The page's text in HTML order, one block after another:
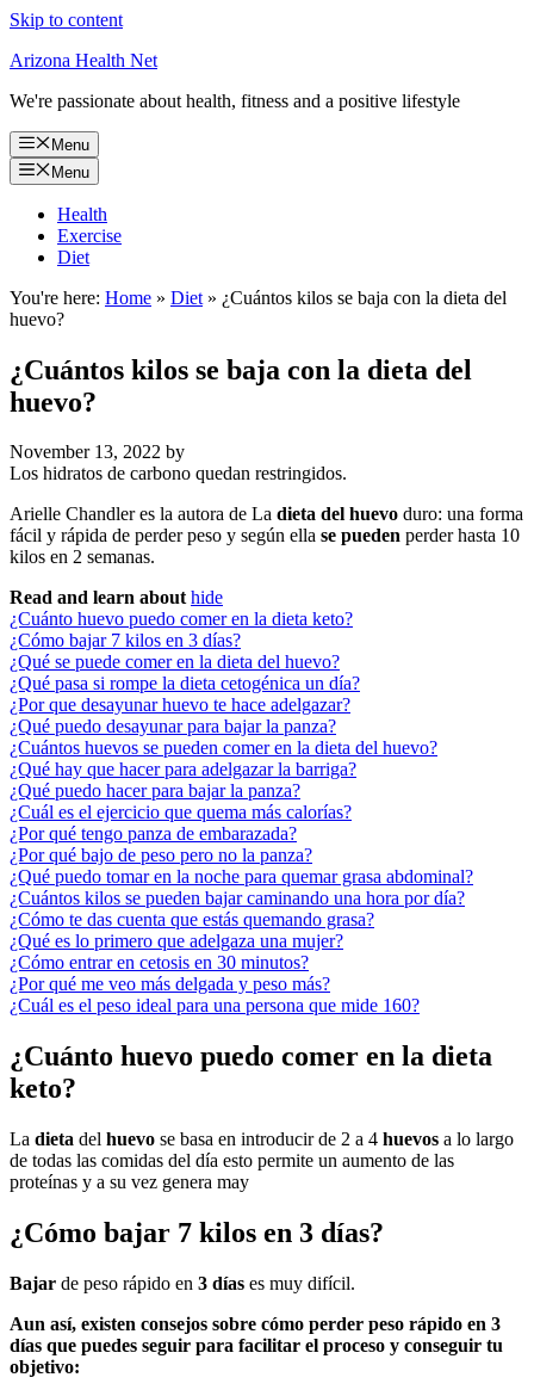
Skip to content
Arizona Health Net
We're passionate about health, fitness and a positive lifestyle
Menu
Menu
Health
Exercise
Diet
You're here: Home » Diet » ¿Cuántos kilos se baja con la dieta del
huevo?
¿Cuántos kilos se baja con la dieta del
huevo?
November 13, 2022 by
Los hidratos de carbono quedan restringidos.
Arielle Chandler es la autora de La dieta del huevo duro: una forma
fácil y rápida de perder peso y según ella se pueden perder hasta 10
kilos en 2 semanas.
Read and learn about hide
¿Cuánto huevo puedo comer en la dieta keto?
¿Cómo bajar 7 kilos en 3 días?
¿Qué se puede comer en la dieta del huevo?
¿Qué pasa si rompe la dieta cetogénica un día?
¿Por que desayunar huevo te hace adelgazar?
¿Qué puedo desayunar para bajar la panza?
¿Cuántos huevos se pueden comer en la dieta del huevo?
¿Qué hay que hacer para adelgazar la barriga?
¿Qué puedo hacer para bajar la panza?
¿Cuál es el ejercicio que quema más calorías?
¿Por qué tengo panza de embarazada?
¿Por qué bajo de peso pero no la panza?
¿Qué puedo tomar en la noche para quemar grasa abdominal?
¿Cuántos kilos se pueden bajar caminando una hora por día?
¿Cómo te das cuenta que estás quemando grasa?
¿Qué es lo primero que adelgaza una mujer?
¿Cómo entrar en cetosis en 30 minutos?
¿Por qué me veo más delgada y peso más?
¿Cuál es el peso ideal para una persona que mide 160?
¿Cuánto huevo puedo comer en la dieta
keto?
La dieta del huevo se basa en introducir de 2 a 4 huevos a lo largo
de todas las comidas del día esto permite un aumento de las
proteínas y a su vez genera may
¿Cómo bajar 7 kilos en 3 días?
Bajar de peso rápido en 3 días es muy difícil.
Aun así, existen consejos sobre cómo perder peso rápido en 3
días que puedes seguir para facilitar el proceso y conseguir tu
objetivo: